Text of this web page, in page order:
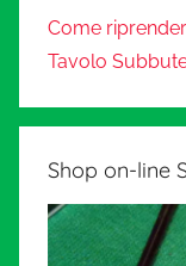
Come
Tavolo
Shop on-line